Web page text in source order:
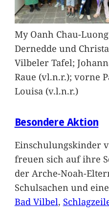
My Oanh Chau-
Dernedde und
Vilbeler Tafel;
Raue (vl.n.r.); vorne
Louisa (v.l.n.r.)
Besondere Aktion
Einschulungskinder
freuen sich auf ihre
der Arche-Noah-
Schulsachen und eine
Bad Vilbel,